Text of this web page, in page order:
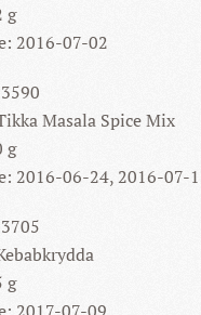
g
2016-07-02
Masala Spice Mix
g
2016-06-24, 2016-07-
g
2017-07-09